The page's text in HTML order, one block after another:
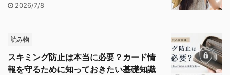
2026/7/8
読み物
スキミング防止は本当に必要？カード情
報を守るために知っておきたい基礎知識